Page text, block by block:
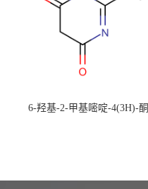
6-羟基-2-甲基嘧啶-4(3H)-酮